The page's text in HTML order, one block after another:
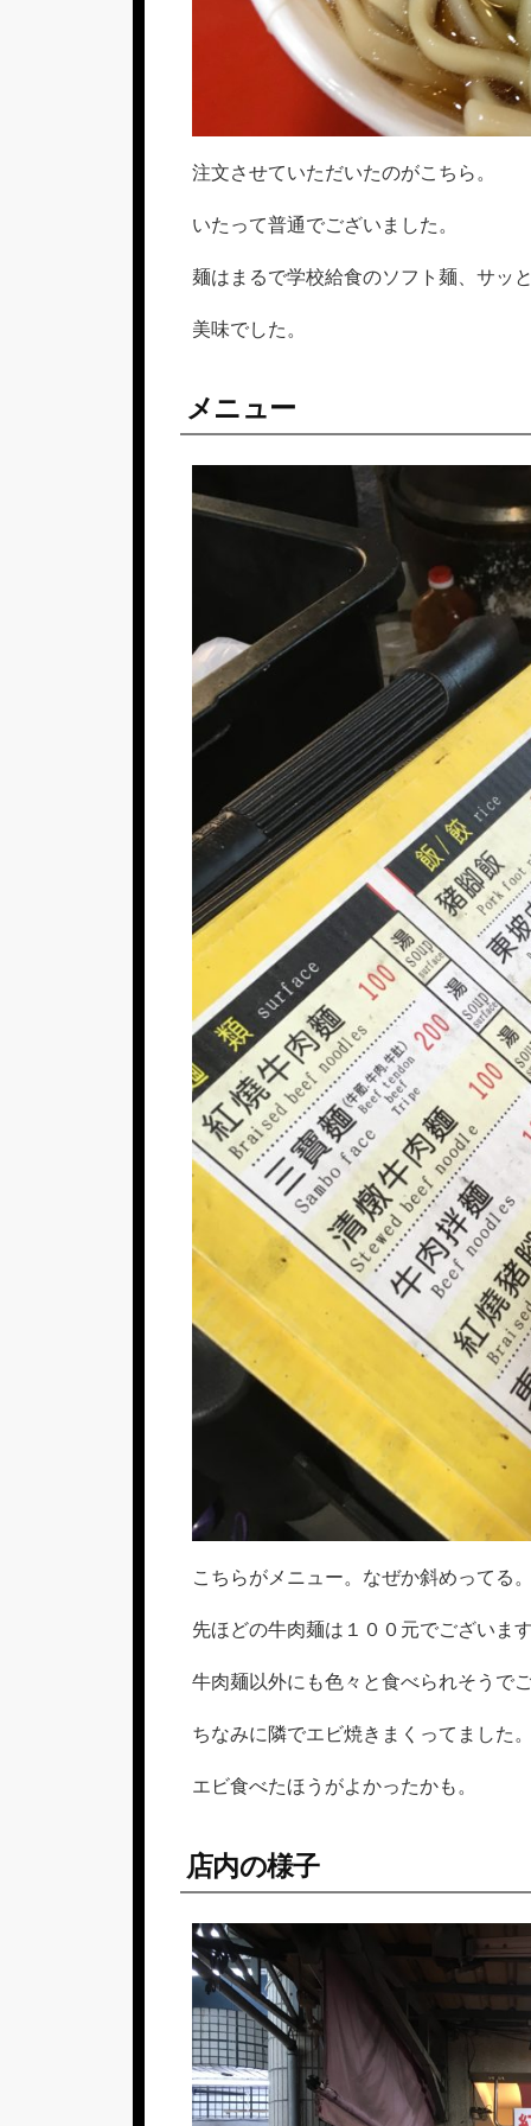
注文させていただいたのがこちら。
いたって普通でございました。
麺はまるで学校給食のソフト麺、サッ
美味でした。
メニュー
こちらがメニュー。なぜか斜めってる
先ほどの牛肉麺は１００元でございま
牛肉麺以外にも色々と食べられそうで
ちなみに隣でエビ焼きまくってました
エビ食べたほうがよかったかも。
店内の様子